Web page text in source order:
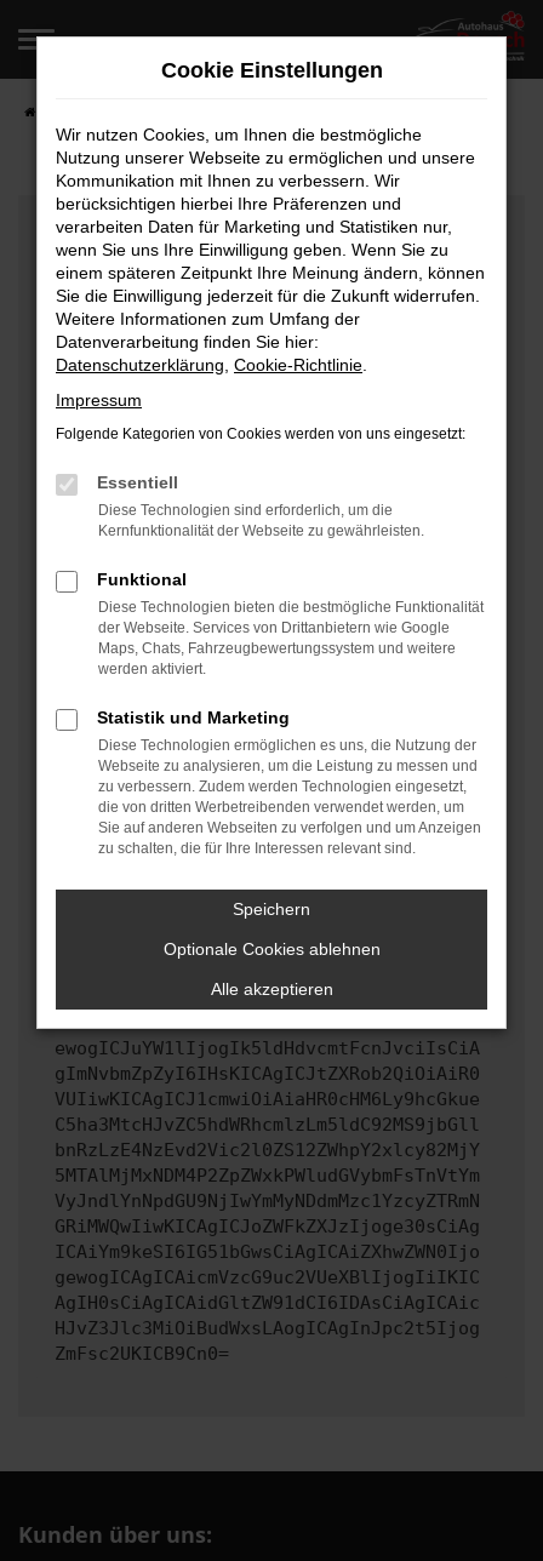
Zum
springen
Fehler: Network Error
Beim Laden ist ein Fehler aufgetreten.
Hier sind ein paar Tipps, die dir helfen können:
Überprüfe deine Firewall und deine
Internetverbindung.
Laden andere Webseiten, zum Beispiel deine
Manche Erweiterungen, wie Werbeblocker, können
das Laden bestimmter Seiten verhindern.
Funktioniert die Seite in einem anderen Browser
Starte dein Gerät neu.
Das kann manchmal helfen, vorübergehende
Probleme zu beheben.
Betriebssystem auf dem neuesten Stand sind.
Veraltete Software birgt nicht nur ein
Sicherheitsrisiko, sondern kann auch dazu führen,
dass bestimmte Funktionen nicht mehr unterstützt
werden.
Wende dich an den Webseitenbetreiber.
Wenn du alle oben genannten Schritte versucht hast,
kontaktiere uns bitte. Wir werden versuchen, das
Problem zu beheben. Du kannst uns diesen Text
schicken, um uns bei der Fehlersuche zu
ewogICJuYW1lIjogIk5ldHdvcmtFcnJvciIsCiA
gImNvbmZpZyI6IHsKICAgICJtZXRob2QiOiAiR0
VUIiwKICAgICJ1cmwiOiAiaHR0cHM6Ly9hcGkue
C5ha3MtcHJvZC5hdWRhcmlzLm5ldC92MS9jbGll
bnRzLzE4NzEvd2Vic2l0ZS12ZWhpY2xlcy82MjY
5MTAlMjMxNDM4P2ZpZWxkPWludGVybmFsTnVtYm
VyJndlYnNpdGU9NjIwYmMyNDdmMzc1YzcyZTRmN
GRiMWQwIiwKICAgICJoZWFkZXJzIjoge30sCiAg
ICAiYm9keSI6IG51bGwsCiAgICAiZXhwZWN0Ijo
gewogICAgICAicmVzcG9uc2VUeXBlIjogIiIKIC
AgIH0sCiAgICAidGltZW91dCI6IDAsCiAgICAic
HJvZ3Jlc3MiOiBudWxsLAogICAgInJpc2t5Ijog
ZmFsc2UKICB9Cn0=
Kunden über uns:
Cookie Einstellungen
Wir nutzen Cookies, um Ihnen die bestmögliche
Nutzung unserer Webseite zu ermöglichen und unsere
Kommunikation mit Ihnen zu verbessern. Wir
berücksichtigen hierbei Ihre Präferenzen und
verarbeiten Daten für Marketing und Statistiken nur,
wenn Sie uns Ihre Einwilligung geben. Wenn Sie zu
einem späteren Zeitpunkt Ihre Meinung ändern, können
Sie die Einwilligung jederzeit für die Zukunft widerrufen.
Weitere Informationen zum Umfang der
Datenverarbeitung finden Sie hier:
Datenschutzerklärung Cookie-Richtlinie
Impressum
Folgende Kategorien von Cookies werden von uns eingesetzt:
Essentiell
Diese Technologien sind erforderlich, um die
Kernfunktionalität der Webseite zu gewährleisten.
Funktional
Diese Technologien bieten die bestmögliche Funktionalität
der Webseite. Services von Drittanbietern wie Google
Maps, Chats, Fahrzeugbewertungssystem und weitere
werden aktiviert.
Statistik und Marketing
Diese Technologien ermöglichen es uns, die Nutzung der
Webseite zu analysieren, um die Leistung zu messen und
zu verbessern. Zudem werden Technologien eingesetzt,
die von dritten Werbetreibenden verwendet werden, um
Sie auf anderen Webseiten zu verfolgen und um Anzeigen
zu schalten, die für Ihre Interessen relevant sind.
Speichern
Optionale Cookies ablehnen
Alle akzeptieren